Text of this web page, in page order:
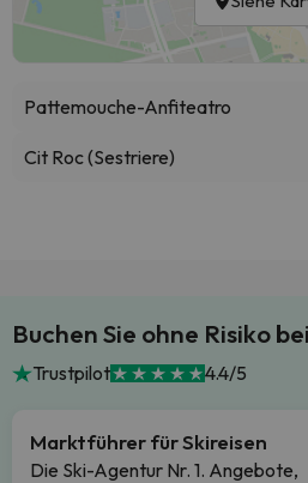
Pattemouche-Anfiteatro
Cit Roc (Sestriere)
Buchen Sie ohne Risiko
Trustpilot 4.4/5
Marktführer für Skireisen
Die Ski-Agentur Nr. 1. Angebote,